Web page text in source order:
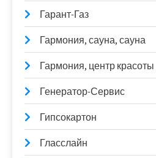
Гарант-Газ
Гармония, сауна, сауна
Гармония, центр красоты
Генератор-Сервис
Гипсокартон
Гласслайн